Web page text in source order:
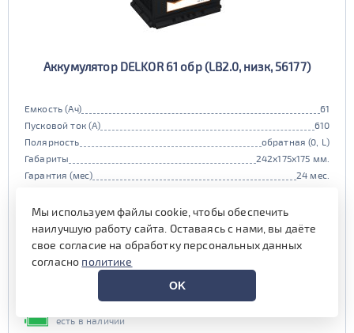
Аккумулятор DELKOR 61 обр (LB2.0, низк, 56177)
Емкость (Ач)
61
Пусковой ток (А)
610
Полярность
обратная (0, L)
Габариты
242x175x175 мм.
Гарантия (мес)
24 мес.
при обмене старой АКБ
аналогичного типоразмера
12 500 руб.
есть в наличии
Мы используем файлы cookie, чтобы обеспечить
наилучшую работу сайта. Оставаясь с нами, вы даёте
свое согласие на обработку персональных данных
согласно политике
OK